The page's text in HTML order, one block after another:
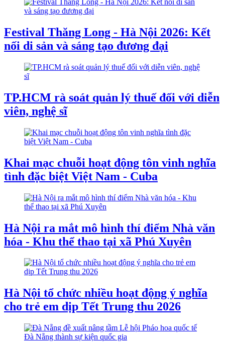
Festival Thăng Long - Hà Nội 2026: Kết
nối di sản và sáng tạo đương đại
TP.HCM rà soát quản lý thuế đối với diễn
viên, nghệ sĩ
Khai mạc chuỗi hoạt động tôn vinh nghĩa
tình đặc biệt Việt Nam - Cuba
Hà Nội ra mắt mô hình thí điểm Nhà văn
hóa - Khu thể thao tại xã Phú Xuyên
Hà Nội tổ chức nhiều hoạt động ý nghĩa
cho trẻ em dịp Tết Trung thu 2026